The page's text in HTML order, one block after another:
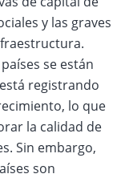
y las graves
se están
registrando
lo que
la calidad de
Sin embargo,
son